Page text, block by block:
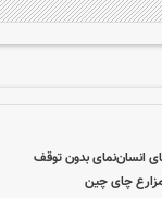
انسان‌نمای بدون توقف
چای چین